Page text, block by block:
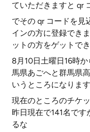
ていただきますと qr
でその qr コードを見
インの方に登録でき
ットの方をゲットで
8月10日土曜日16時
馬県あごへと群馬県
いうところになりま
現在のところのチケ
昨日現在で141名で
るな